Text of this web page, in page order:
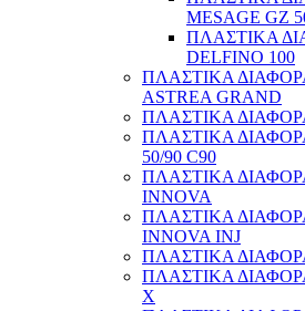
MESAGE GZ
ΠΛΑΣΤΙΚΑ
DELFINO 100
ΠΛΑΣΤΙΚΑ
ASTREA GRAND
ΠΛΑΣΤΙΚΑ
ΠΛΑΣΤΙΚΑ
50/90 C90
ΠΛΑΣΤΙΚΑ
INNOVA
ΠΛΑΣΤΙΚΑ
INNOVA INJ
ΠΛΑΣΤΙΚΑ
ΠΛΑΣΤΙΚΑ
X